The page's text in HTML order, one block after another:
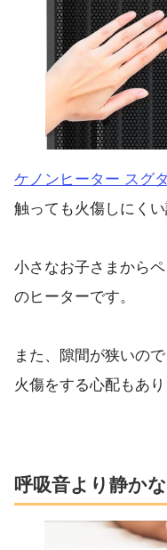
ケノンヒーター スグ
触っても火傷しにく
小さなお子さまから
のヒーターです。
また、隙間が狭いの
火傷をする心配もあり
呼吸音より静か